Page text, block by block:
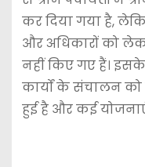
कर दिया गया है,
और अधिकारों को
नहीं किए गए हैं।
कार्यों के संचालन
हुई है और कई योजनाएं